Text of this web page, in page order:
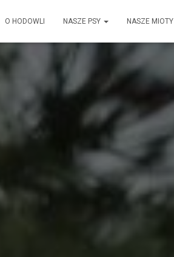
O HODOWLI NASZE PSY NASZE MIOTY